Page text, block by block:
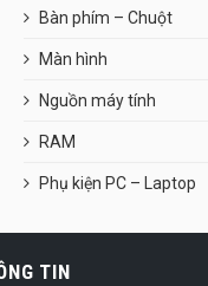
Bàn phím – Chuột
Màn hình
Nguồn máy tính
RAM
Phụ kiện PC – Laptop
TIN